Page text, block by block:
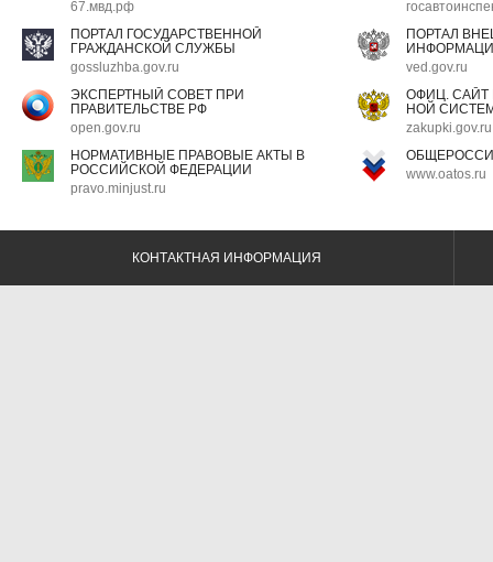
67.мвд.рф
ПОРТАЛ ГОСУДАРСТВЕННОЙ
ГРАЖДАНСКОЙ СЛУЖБЫ
gossluzhba.gov.ru
ПОРТАЛ
ved.gov.ru
ЭКСПЕРТНЫЙ СОВЕТ ПРИ
ПРАВИТЕЛЬСТВЕ РФ
open.gov.ru
ОФИЦ.
НОЙ
zakupki.gov.ru
НОРМАТИВНЫЕ ПРАВОВЫЕ АКТЫ В
РОССИЙСКОЙ ФЕДЕРАЦИИ
pravo.minjust.ru
www.oatos.ru
КОНТАКТНАЯ ИНФОРМАЦИЯ